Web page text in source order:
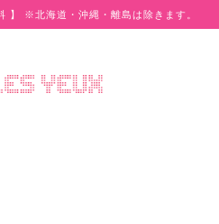
】 ※北海道・沖縄・離島は除きます。